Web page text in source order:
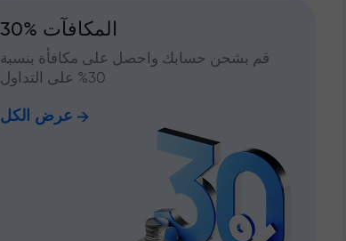
30% المكافآت
قم بشحن حسابك واحصل على مكافأة بنسبة
30% على التداول
عرض الكل